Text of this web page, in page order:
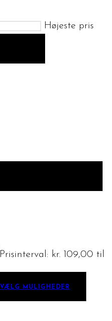
Højeste pris
Prisinterval: kr. 109,00 til
VÆLG MULIGHEDER